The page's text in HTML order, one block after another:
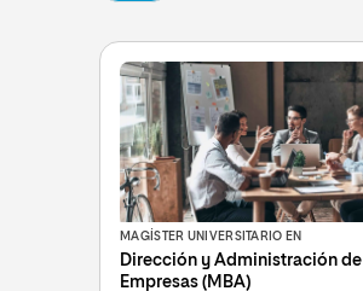
MAGÍSTER UNIVERSITARIO EN
Dirección y Administración de
Empresas (MBA)